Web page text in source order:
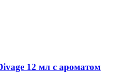
12 мл с ароматом